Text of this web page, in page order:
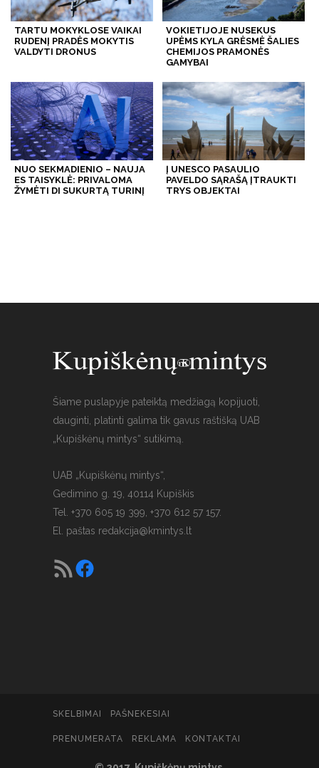
TARTU MOKYKLOSE VAIKAI
RUDENĮ PRADĖS MOKYTIS
VALDYTI DRONUS
VOKIETIJOJE NUSEKUS
UPĖMS KYLA GRĖSMĖ ŠALIES
CHEMIJOS PRAMONĖS
GAMYBAI
NUO SEKMADIENIO – NAUJA
ES TAISYKLĖ: PRIVALOMA
ŽYMĖTI DI SUKURTĄ TURINĮ
Į UNESCO PASAULIO
PAVELDO SĄRAŠĄ ĮTRAUKTI
TRYS OBJEKTAI
Šiame puslapyje pateiktą medžiagą kopijuoti,
dauginti, platinti galima tik gavus raštišką UAB
„Kupiškėnų mintys“ sutikimą.
UAB „Kupiškėnų mintys“,
Gedimino g. 19, 40114 Kupiškis
Tel. +370 605 19 399, +370 612 57 157.
El. paštas redakcija@kmintys.lt
SKELBIMAI PAŠNEKESIAI
PRENUMERATA REKLAMA KONTAKTAI